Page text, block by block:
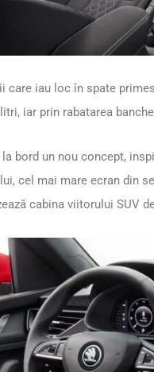
care iau loc în spate
iar prin rabatarea
bord un nou concept,
cel mai mare ecran din
cabina viitorului SUV